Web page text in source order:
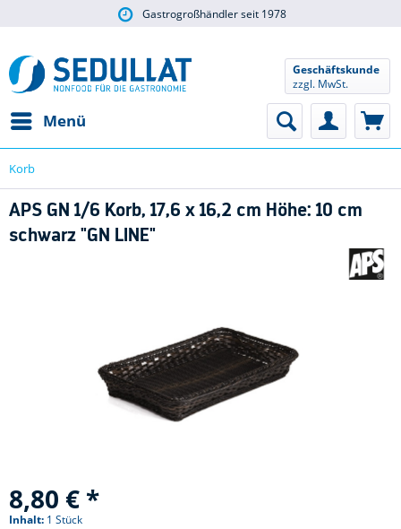
Gastrogroßhändler seit 1978
über 5.000 Artikel
Menü
Geschäftskunde
zzgl. MwSt.
Korb
APS GN 1/6 Korb, 17,6 x 16,2 cm Höhe: 10 cm
schwarz "GN LINE"
8,80 € *
Inhalt: 1 Stück